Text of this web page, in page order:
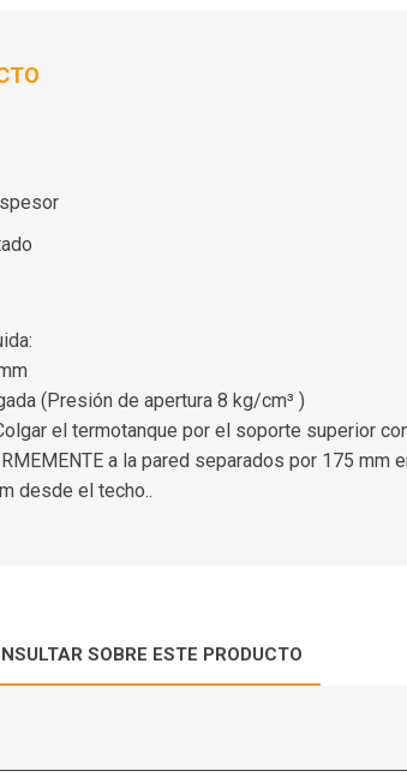
(Presión de apertura 8 kg/cm³ )
el termotanque por el soporte superior
a la pared separados por 175 mm
desde el techo..
SOBRE ESTE PRODUCTO